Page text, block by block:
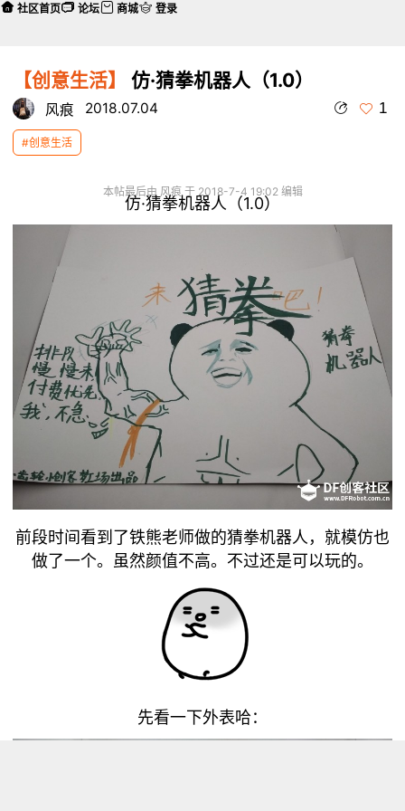
【创意生活】 仿·猜拳机器人（1.0）
风痕 2018.07.04 1
#创意生活
本帖最后由 风痕 于 2018-7-4 19:02 编辑
仿·猜拳机器人（1.0）
前段时间看到了铁熊老师做的猜拳机器人，就模仿也
做了一个。虽然颜值不高。不过还是可以玩的。
先看一下外表哈：
社区首页 论坛 商城 登录